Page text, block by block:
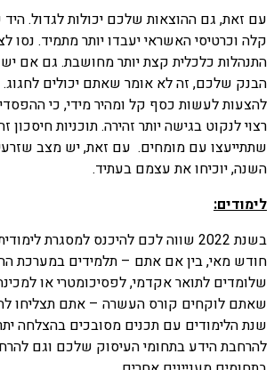
עם זאת, גם ההוצאות שלכם יכולות לגדול.
קלה וכרטיסי האשראי יעבדו יותר מתמיד. נסו
התנהלות כלכלית קצת יותר מחושבת. גם אם
הבנק שלכם, זה לא אומר שאתם יכולים
להצעות לעשות כסף קל ומהיר מידי, כי
רצוי לנקוט בגישה יותר זהירה. תוכניות חיסכון
שתתייעצו עם מומחים. עם זאת, יש מצב
השנה, יוכיחו את עצמם בעתיד.
לימודים:
בשנת 2022 שווה לכם להיכנס למסגרת
חודש מאי, בין אם אתם – תלמידים במערכת
שלומדים לתואר אקדמי, לפסיכומטרי או
שאתם לוקחים קורס העשרה – אתם תצליחו
שנת הלימודים עם תכנים מסובכים בהצלחה
להרחבת הידע בתחומי העיסוק שלכם וגם